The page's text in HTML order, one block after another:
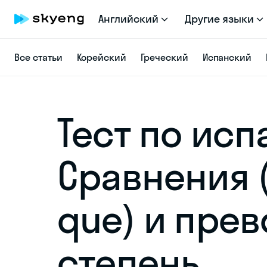
Английский Другие языки
Все статьи Корейский Греческий Испанский
Тест по
Сравнения
que) и